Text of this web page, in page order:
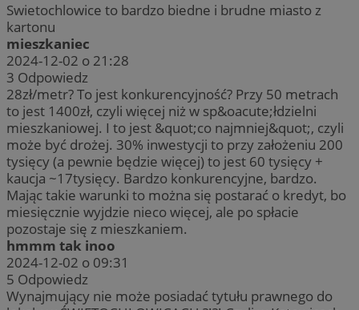
Swietochlowice to bardzo biedne i brudne miasto z
kartonu
mieszkaniec
2024-12-02 o 21:28
3 Odpowiedz
28zł/metr? To jest konkurencyjność? Przy 50 metrach
to jest 1400zł, czyli więcej niż w sp&oacute;łdzielni
mieszkaniowej. I to jest &quot;co najmniej&quot;, czyli
może być drożej. 30% inwestycji to przy założeniu 200
tysięcy (a pewnie będzie więcej) to jest 60 tysięcy +
kaucja ~17tysięcy. Bardzo konkurencyjne, bardzo.
Mając takie warunki to można się postarać o kredyt, bo
miesięcznie wyjdzie nieco więcej, ale po spłacie
pozostaje się z mieszkaniem.
hmmm tak inoo
2024-12-02 o 09:31
5 Odpowiedz
Wynajmujący nie może posiadać tytułu prawnego do